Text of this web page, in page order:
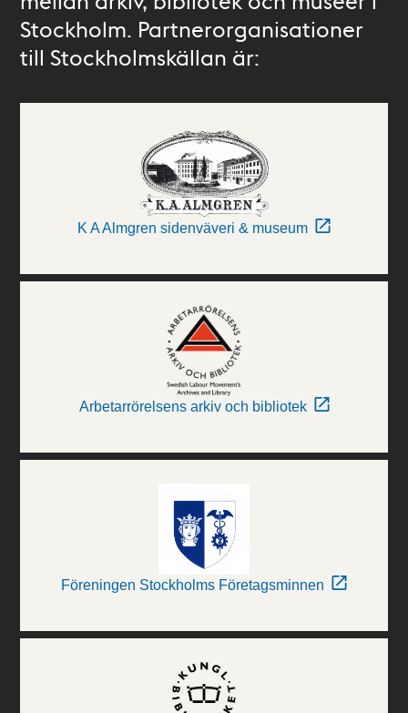
Stockholm. Partnerorganisationer
till Stockholmskällan är:
K A Almgren sidenväveri & museum
Arbetarrörelsens arkiv och bibliotek
Föreningen Stockholms Företagsminnen